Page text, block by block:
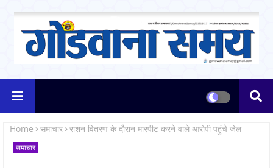
Home समाचार राशन वितरण के दौरान मारपीट करने वाले आरोपी पहुंचे जेल
समाचार